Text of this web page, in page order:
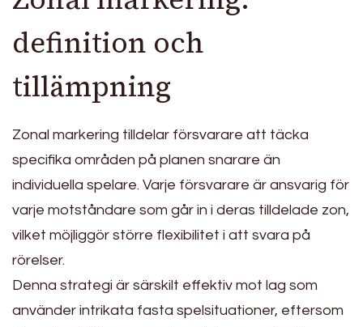
definition och
tillämpning
Zonal markering tilldelar försvarare att täcka
specifika områden på planen snarare än
individuella spelare. Varje försvarare är ansvarig för
varje motståndare som går in i deras tilldelade zon,
vilket möjliggör större flexibilitet i att svara på
rörelser.
Denna strategi är särskilt effektiv mot lag som
använder intrikata fasta spelsituationer, eftersom